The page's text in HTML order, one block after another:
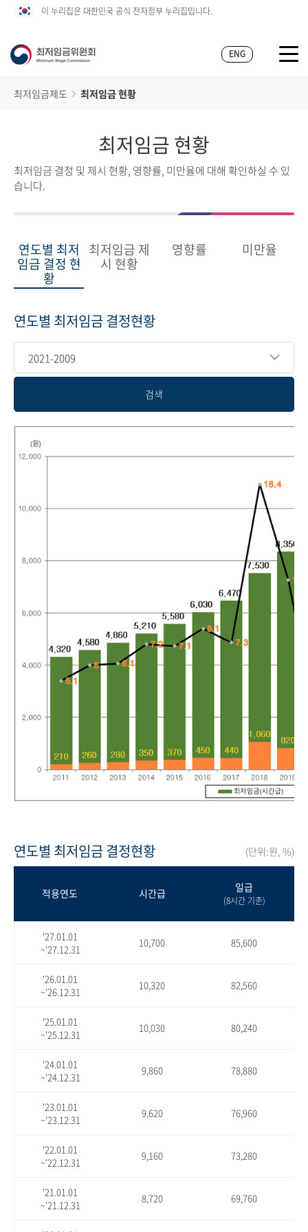
이 누리집은 대한민국 공식 전자정부 누리집입니다.
ENG
최저임금제도 최저임금 현황
최저임금 현황
최저임금 결정 및 제시 현황, 영향률, 미만율에 대해 확인하실 수 있
습니다.
연도별 최저
임금 결정 현
황
최저임금 제
시 현황
영향률 미만율
연도별 최저임금 결정현황
2021-2009
검색
연도별 최저임금 결정현황 (단위:원, %)
적용연도 시간급 일급
(8시간 기준)
'27.01.01
~'27.12.31
10,700 85,600
'26.01.01
~'26.12.31
10,320 82,560
'25.01.01
~'25.12.31
10,030 80,240
'24.01.01
~'24.12.31
9,860 78,880
'23.01.01
~'23.12.31
9,620 76,960
'22.01.01
~'22.12.31
9,160 73,280
'21.01.01
~'21.12.31
8,720 69,760